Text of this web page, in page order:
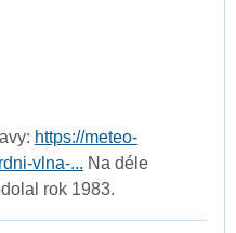
https://meteo-
vlna-... Na déle
rok 1983.